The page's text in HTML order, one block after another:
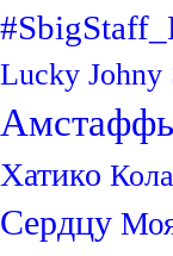
Lucky Johny
Хатико Кола
Сердцу